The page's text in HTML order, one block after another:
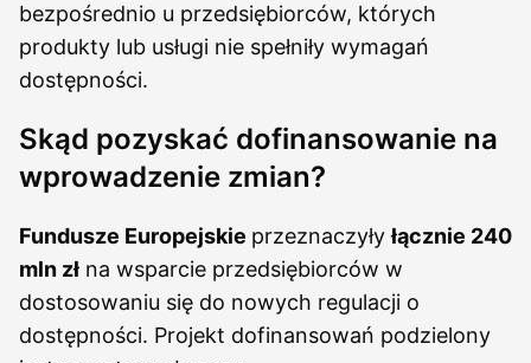
bezpośrednio u przedsiębiorców, których
produkty lub usługi nie spełniły wymagań
dostępności.
Skąd pozyskać dofinansowanie na
wprowadzenie zmian?
Fundusze Europejskie przeznaczyłyłącznie 240
mln zł na wsparcie przedsiębiorców w
dostosowaniu się do nowych regulacji o
dostępności. Projekt dofinansowań podzielony